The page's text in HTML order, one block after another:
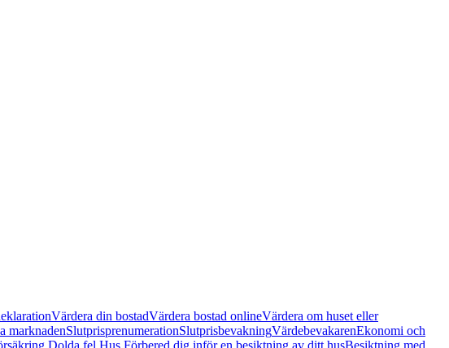
Värdera din bostadVärdera bostad onlineVärdera om huset eller
marknadenSlutprisprenumerationSlutprisbevakningVärdebevakarenEkonomi och
Dolda fel Hus Förbered dig inför en besiktning av ditt husBesiktning med